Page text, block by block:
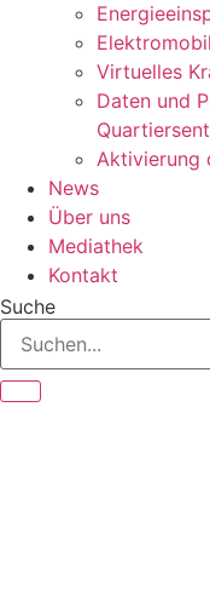
Virtuelles
Daten und
Aktivierung
News
Über uns
Mediathek
Kontakt
Suche